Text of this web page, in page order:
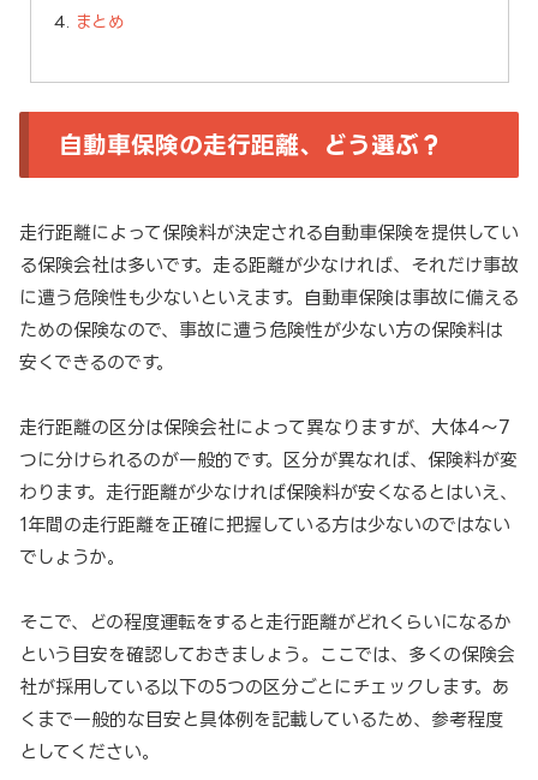
まとめ
自動車保険の走行距離、どう選ぶ？
走行距離によって保険料が決定される自動車保険を提供してい
る保険会社は多いです。走る距離が少なければ、それだけ事故
に遭う危険性も少ないといえます。自動車保険は事故に備える
ための保険なので、事故に遭う危険性が少ない方の保険料は
安くできるのです。
走行距離の区分は保険会社によって異なりますが、大体4〜7
つに分けられるのが一般的です。区分が異なれば、保険料が変
わります。走行距離が少なければ保険料が安くなるとはいえ、
1年間の走行距離を正確に把握している方は少ないのではない
でしょうか。
そこで、どの程度運転をすると走行距離がどれくらいになるか
という目安を確認しておきましょう。ここでは、多くの保険会
社が採用している以下の5つの区分ごとにチェックします。あ
くまで一般的な目安と具体例を記載しているため、参考程度
としてください。